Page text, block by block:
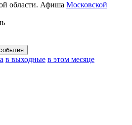
области. Афиша Московской
в выходные в этом месяце